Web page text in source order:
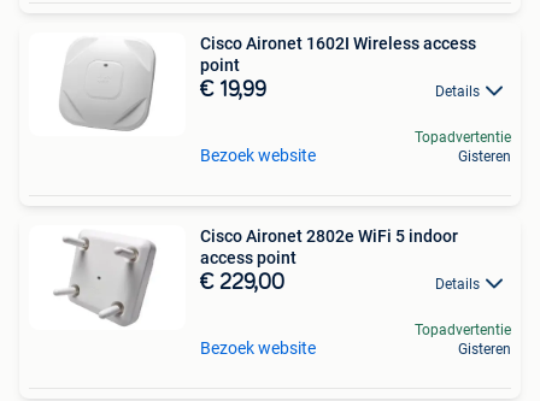
Cisco Aironet 1602I Wireless access
point
€ 19,99 Details
Bezoek website
Topadvertentie
Gisteren
Cisco Aironet 2802e WiFi 5 indoor
access point
€ 229,00 Details
Bezoek website
Topadvertentie
Gisteren